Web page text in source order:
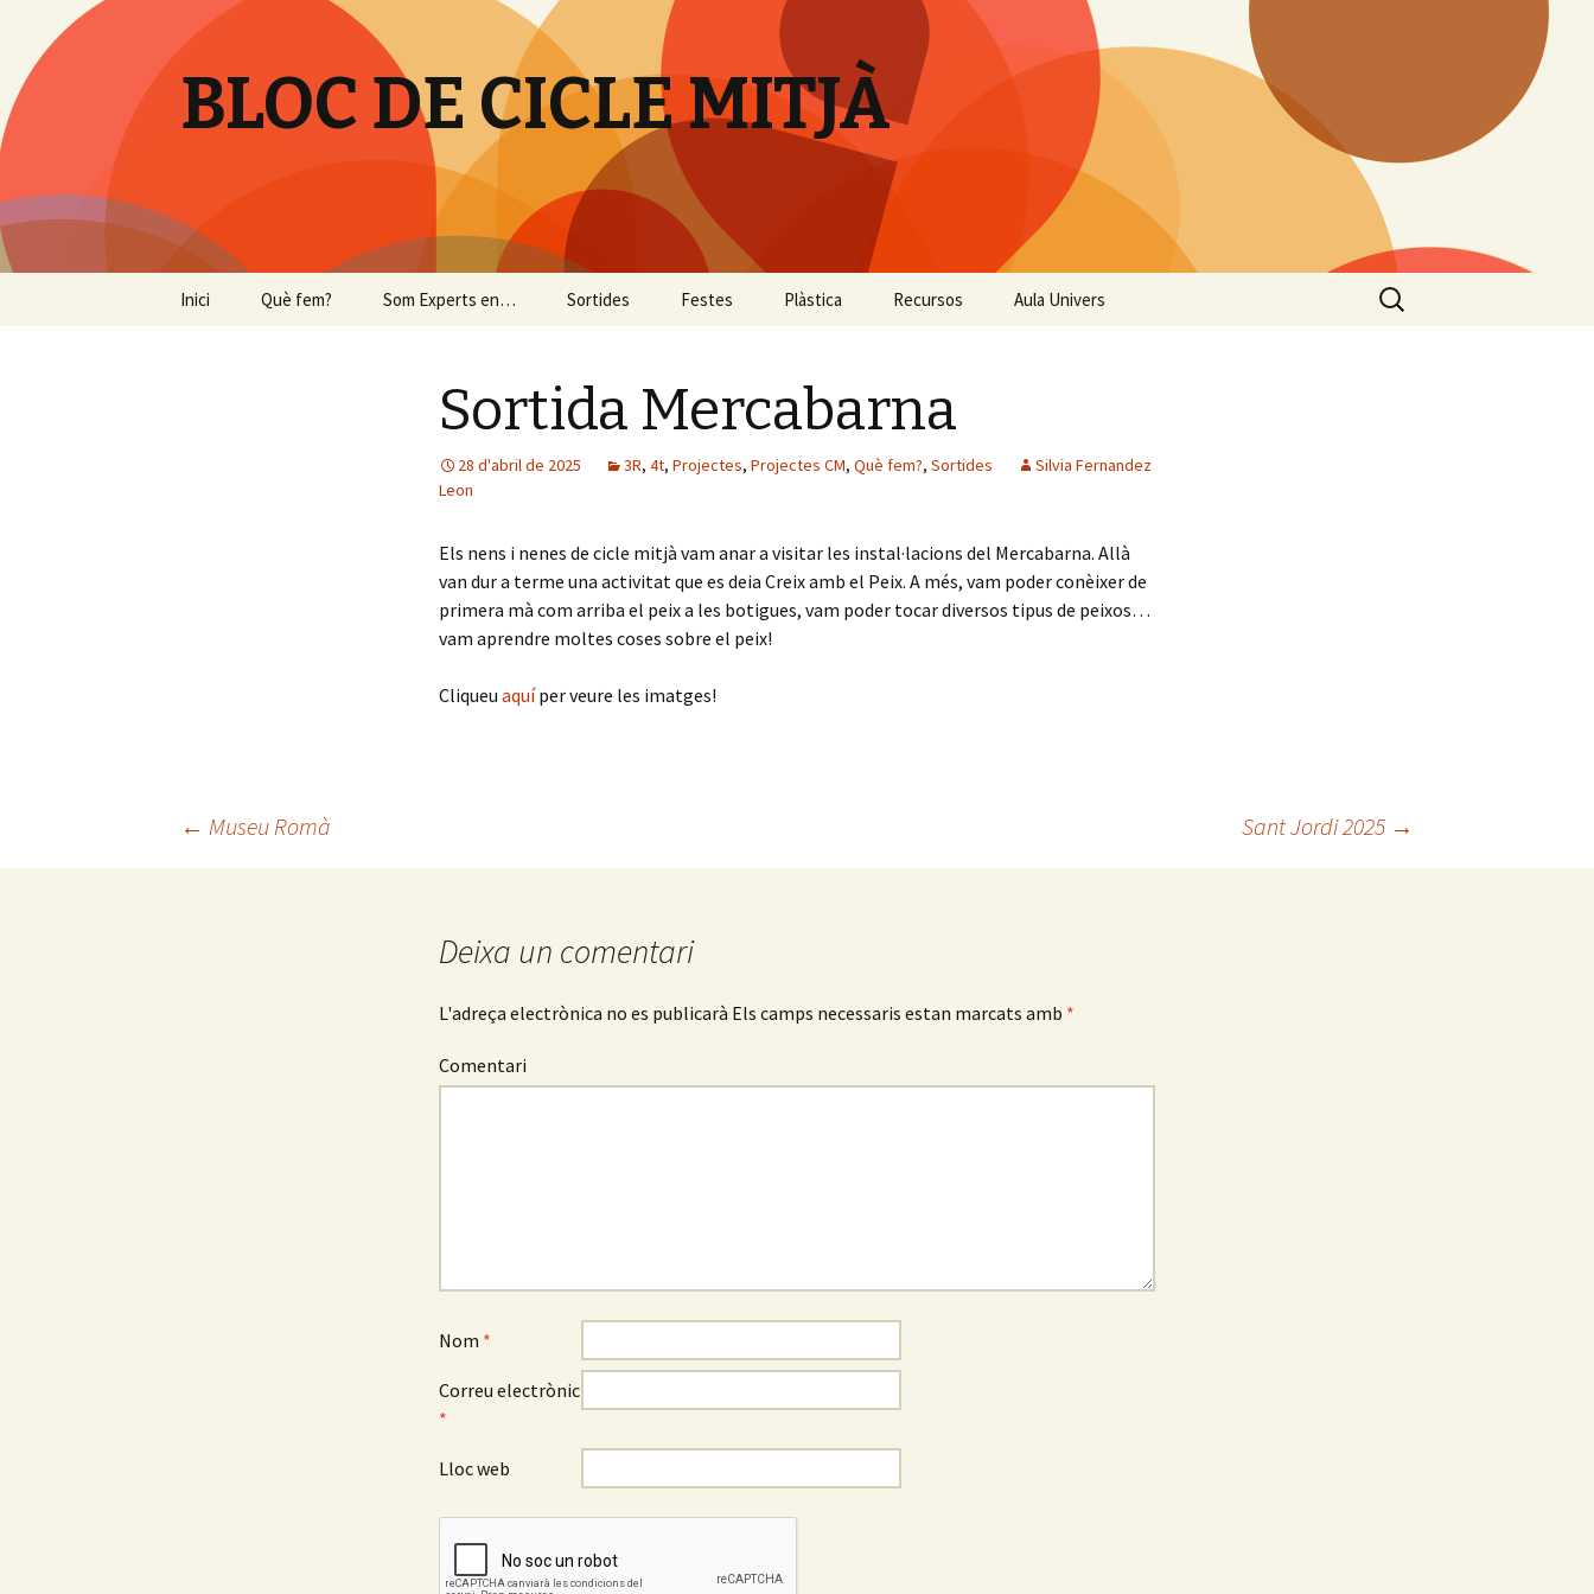
BLOC DE CICLE MITJÀ
Vés
Inici Què fem? Som Experts en… Sortides Festes
Carnestoltes
Plàstica Recursos Aula Univers Cerca:
Sortida Mercabarna
28 d'abril de 2025 3R, 4t, Projectes, Projectes CM, Què fem?, Sortides
Silvia Fernandez
Leon
Els nens i nenes de cicle mitjà vam anar a visitar les instal·lacions del Mercabarna. Allà
van dur a terme una activitat que es deia Creix amb el Peix. A més, vam poder conèixer de
primera mà com arriba el peix a les botigues, vam poder tocar diversos tipus de peixos…
vam aprendre moltes coses sobre el peix!
Cliqueu aquíper veure les imatges!
Navegació
← Museu Romà Sant Jordi 2025 →
Deixa un comentari
L'adreça electrònica no es publicarà Els camps necessaris estan marcats amb *
Comentari
Nom *
Correu electrònic
*
Lloc web